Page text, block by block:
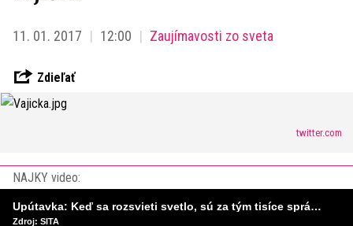
11. 01. 2017 12:00 Zaujímavosti zo sveta
Zdieľať
twitter.com
NAJKY video:
Upútavka: Keď sa rozsvieti svetlo, sú za tým tisíce správnych rozhodnutí. Ako vzniká infraštruktúra, ktorú nevnímame?
Zdroj: SITA